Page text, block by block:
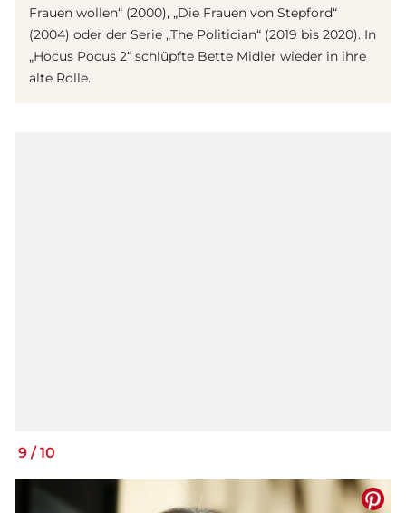
Frauen wollen“ (2000), „Die Frauen von Stepford“
(2004) oder der Serie „The Politician“ (2019 bis 2020). In
„Hocus Pocus 2“ schlüpfte Bette Midler wieder in ihre
alte Rolle.
9 /10